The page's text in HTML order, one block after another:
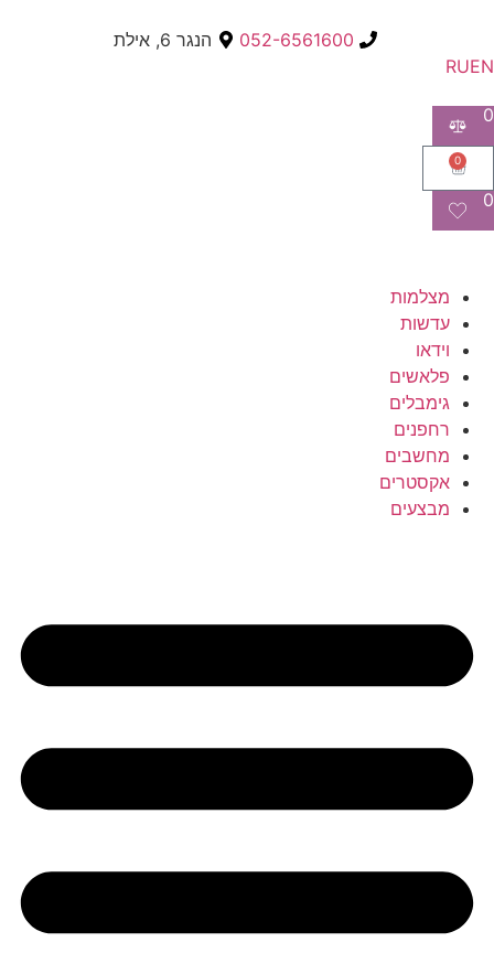
052-6561600
הנגר 6, אילת
EN
RU
0
0
0
מצלמות
עדשות
וידאו
פלאשים
גימבלים
רחפנים
מחשבים
אקסטרים
מבצעים